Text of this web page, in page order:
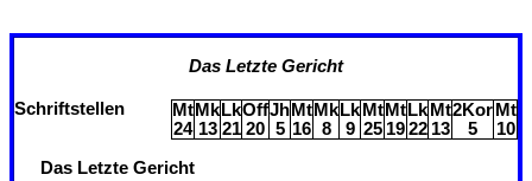
Das Letzte Gericht
Schriftstellen
Mt
24
Mk
13
Lk
21
Off
20
Jh
5
Mt
16
Mk
8
Lk
9
Mt
25
Mt
19
Lk
22
Mt
13
2Kor
5
Mt
10
Das Letzte Gericht